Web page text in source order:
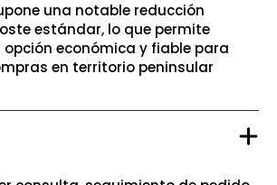
una notable reducción
estándar, lo que permite
opción económica y fiable para
en territorio peninsular